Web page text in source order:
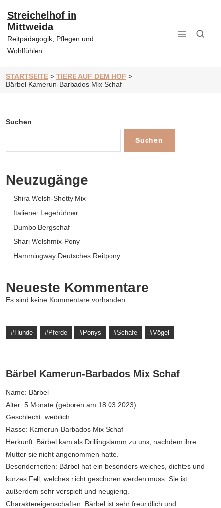
Inhalt
springen
Streichelhof in
Mittweida
Reitpädagogik, Pflegen und
Wohlfühlen
STARTSEITE > TIERE AUF DEM HOF >
Bärbel Kamerun-Barbados Mix Schaf
Bärbel Kamerun-Barbados Mix Schaf
Name: Bärbel
Alter: 5 Monate (geboren am 18.03.2023)
Geschlecht: weiblich
Rasse: Kamerun-Barbados Mix Schaf
Herkunft: Bärbel kam als Drillingslamm zu uns, nachdem ihre
Mutter sie nicht angenommen hatte.
Besonderheiten: Bärbel hat ein besonders weiches, dichtes und
kurzes Fell, welches nicht geschoren werden muss. Sie ist
außerdem sehr verspielt und neugierig.
Charaktereigenschaften: Bärbel ist sehr freundlich und
Suchen
Suchen
Neuzugänge
Shira Welsh-Shetty Mix
Italiener Legehühner
Dumbo Bergschaf
Shari Welshmix-Pony
Hammingway Deutsches Reitpony
Neueste Kommentare
Es sind keine Kommentare vorhanden.
Hunde Pferde Ponys Schafe Vögel